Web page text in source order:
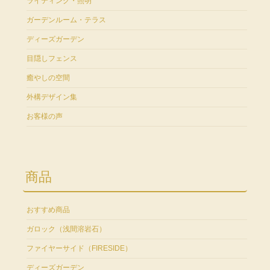
ガーデンルーム・テラス
ディーズガーデン
目隠しフェンス
癒やしの空間
外構デザイン集
お客様の声
商品
おすすめ商品
ガロック（浅間溶岩石）
ファイヤーサイド（FIRESIDE）
ディーズガーデン